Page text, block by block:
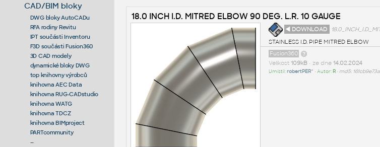
CAD/BIM bloky
DWG bloky AutoCADu
RFA rodiny Revitu
IPT součásti Inventoru
F3D součásti Fusion360
3D CAD modely
dynamické bloky DWG
top knihovny výrobců
knihovna AEC Data
knihovna RUG-CADstudio
knihovna WATG
knihovna TDCZ
knihovna BIMproject
PARTcommunity
--
18.0 INCH I.D. MITRED ELBOW 90 DEG. L.R. 10 GAUGE
◄ DOWNLOAD
STAINLESS I.D. PIPE MITRED ELBOW
Fusion360
Velikost 109kB• ze dne 14.02.2024
Umístil:robertPER^ • Autor: R• md5: